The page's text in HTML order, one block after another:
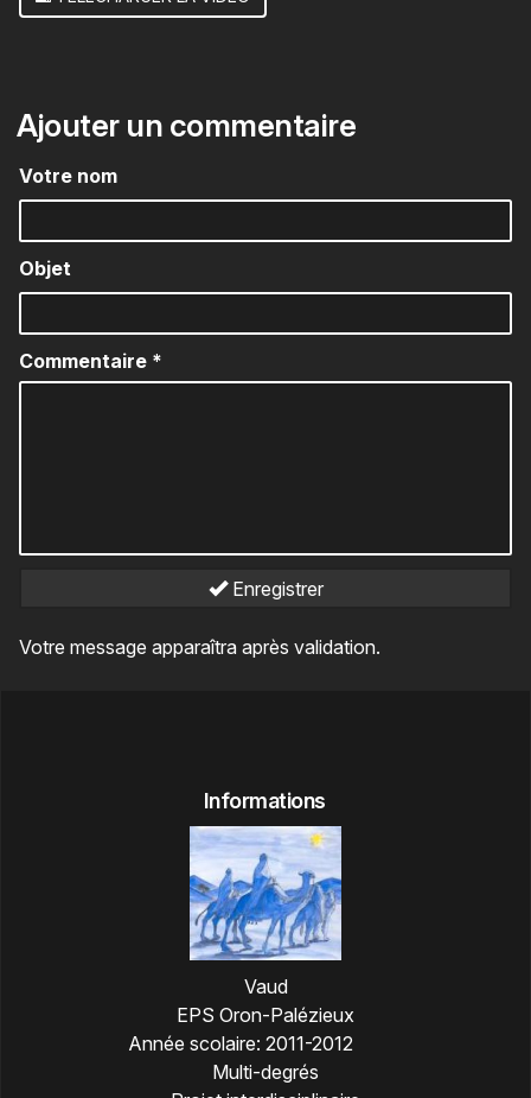
Ajouter un commentaire
Votre nom
Objet
Commentaire *
Enregistrer
Votre message apparaîtra après validation.
Informations
Vaud
EPS Oron-Palézieux
Année scolaire: 2011-2012
Multi-degrés